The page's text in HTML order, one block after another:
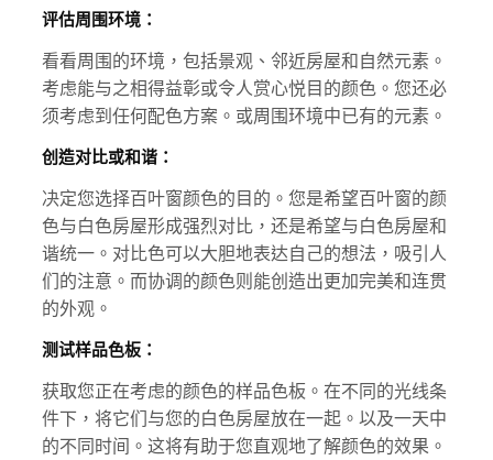
评估周围环境：
看看周围的环境，包括景观、邻近房屋和自然元素。
考虑能与之相得益彰或令人赏心悦目的颜色。您还必
须考虑到任何配色方案。或周围环境中已有的元素。
创造对比或和谐：
决定您选择百叶窗颜色的目的。您是希望百叶窗的颜
色与白色房屋形成强烈对比，还是希望与白色房屋和
谐统一。对比色可以大胆地表达自己的想法，吸引人
们的注意。而协调的颜色则能创造出更加完美和连贯
的外观。
测试样品色板：
获取您正在考虑的颜色的样品色板。在不同的光线条
件下，将它们与您的白色房屋放在一起。以及一天中
的不同时间。这将有助于您直观地了解颜色的效果。